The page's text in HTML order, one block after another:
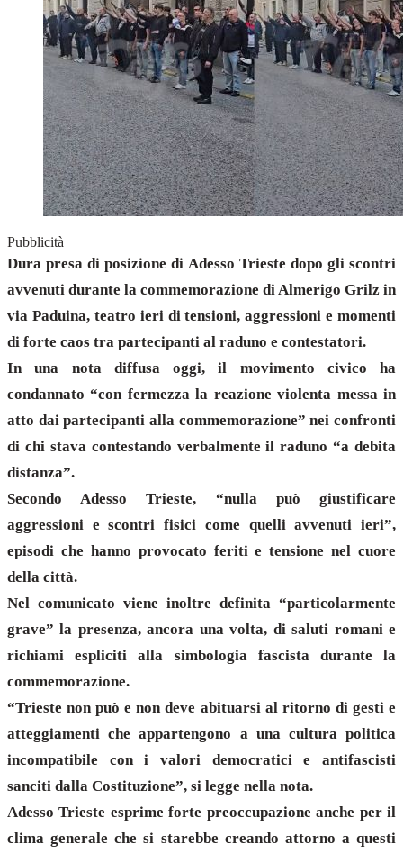
Pubblicità
Dura presa di posizione di Adesso Trieste dopo gli scontri
avvenuti durante la commemorazione di Almerigo Grilz in
via Paduina, teatro ieri di tensioni, aggressioni e momenti
di forte caos tra partecipanti al raduno e contestatori.
In una nota diffusa oggi, il movimento civico ha
condannato “con fermezza la reazione violenta messa in
atto dai partecipanti alla commemorazione” nei confronti
di chi stava contestando verbalmente il raduno “a debita
distanza”.
Secondo Adesso Trieste, “nulla può giustificare
aggressioni e scontri fisici come quelli avvenuti ieri”,
episodi che hanno provocato feriti e tensione nel cuore
della città.
Nel comunicato viene inoltre definita “particolarmente
grave” la presenza, ancora una volta, di saluti romani e
richiami espliciti alla simbologia fascista durante la
commemorazione.
“Trieste non può e non deve abituarsi al ritorno di gesti e
atteggiamenti che appartengono a una cultura politica
incompatibile con i valori democratici e antifascisti
sanciti dalla Costituzione”, si legge nella nota.
Adesso Trieste esprime forte preoccupazione anche per il
clima generale che si starebbe creando attorno a questi